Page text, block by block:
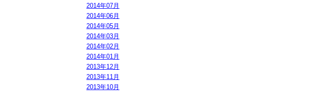
2014年07月
2014年06月
2014年05月
2014年03月
2014年02月
2014年01月
2013年12月
2013年11月
2013年10月